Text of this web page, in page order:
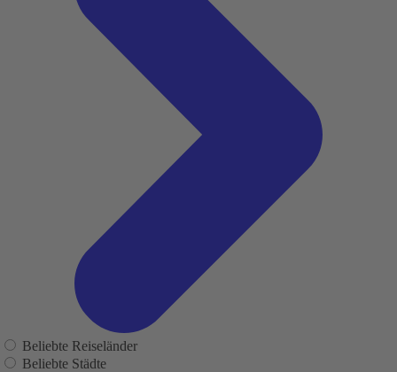
Beliebte Reiseländer
Beliebte Städte